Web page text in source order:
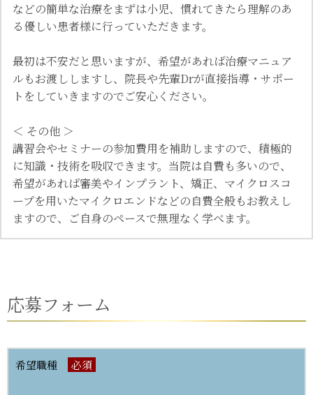
などの簡単な治療をまずは小児、慣れてきたら理解のあ
る優しい患者様に行っていただきます。
最初は不安だと思いますが、希望があれば治療マニュア
ルもお渡ししますし、院長や先輩Drが直接指導・サポー
トをしていきますのでご安心ください。
＜ その他 ＞
講習会やセミナーの参加費用を補助しますので、積極的
に知識・技術を吸収できます。当院は自費も多いので、
希望があれば審美やインプラント、矯正、マイクロスコ
ープを用いたマイクロエンドなどの自費全般もお教えし
ますので、ご自身のペースで無理なく学べます。
応募フォーム
希望職種 必須